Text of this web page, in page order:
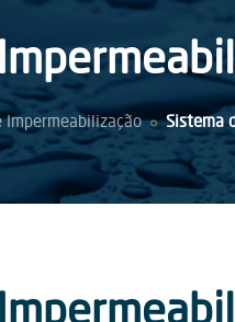
Impermeabilização Sistema